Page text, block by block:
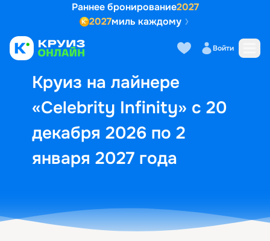
Раннее бронирование2027
2027миль каждому
Войти
Круиз на лайнере
«Celebrity Infinity» с 20
декабря 2026 по 2
января 2027 года
Выбор кают Маршрут и